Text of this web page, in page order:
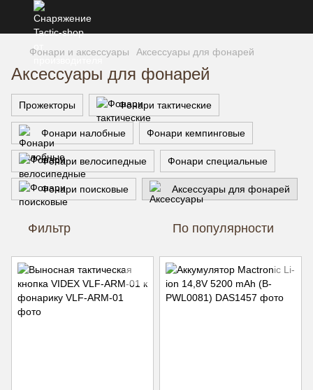
Фонари и аксессуары Аксессуары для фонарей
Аксессуары для фонарей
Прожекторы Фонари тактические
Фонари налобные Фонари кемпинговые
Фонари велосипедные Фонари специальные
Фонари поисковые Аксессуары для фонарей
Фильтр По популярности